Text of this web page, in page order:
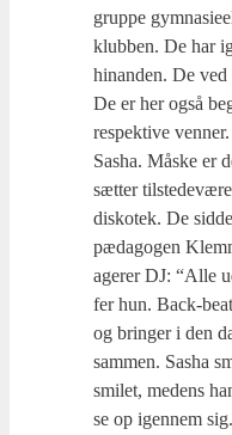
grup­pe
klub­ben. De har
hin­an­den. De ved
De er her også
respek­ti­ve
Sasha. Måske er
sæt­ter
disko­tek. De
pæ­da­go­gen
age­rer DJ: “Alle
fer hun. Back-
og brin­ger i den
sam­men. Sasha
smilet, medens
se op igen­nem